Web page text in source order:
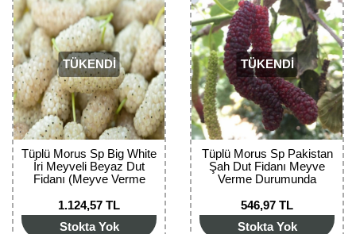
TÜKENDİ
Tüplü Morus Sp Big White
İri Meyveli Beyaz Dut
Fidanı (Meyve Verme
1.124,57 TL
Stokta Yok
TÜKENDİ
Tüplü Morus Sp Pakistan
Şah Dut Fidanı Meyve
Verme Durumunda
546,97 TL
Stokta Yok